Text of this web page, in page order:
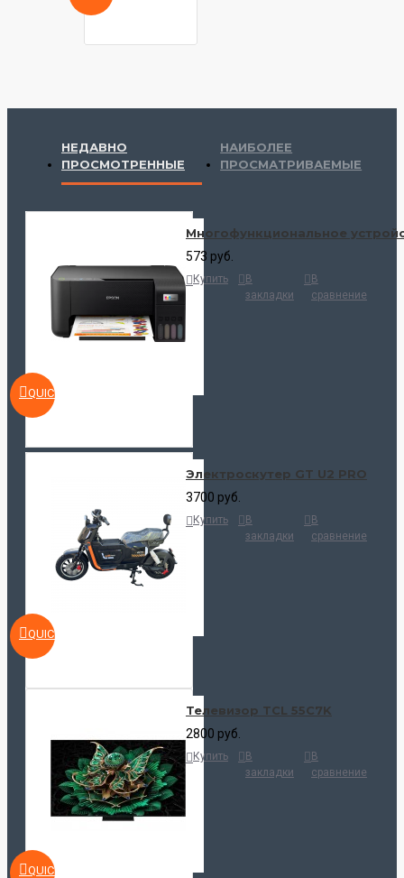
НЕДАВНО
ПРОСМОТРЕННЫЕ
НАИБОЛЕЕ
ПРОСМАТРИВАЕМЫЕ
QUICKVIEW
Многофункциональное
573 руб.
Купить
В
закладки
В
сравнение
QUICKVIEW
Электроскутер GT U2 PRO
3700 руб.
Купить
В
закладки
В
сравнение
QUICKVIEW
Телевизор TCL 55C7K
2800 руб.
Купить
В
закладки
В
сравнение